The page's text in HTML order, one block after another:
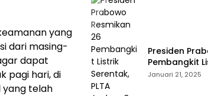
yang
dari masing-
dapat
pagi hari, di
yang telah
Presiden
Pembangkit
PLTA Asahan
Januari 21, 2025